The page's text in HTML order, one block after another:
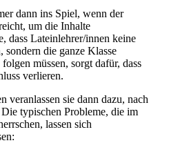
dann ins Spiel, wenn der
um die Inhalte
dass Lateinlehrer/innen keine
sondern die ganze Klasse
müssen, sorgt dafür, dass
verlieren.
veranlassen sie dann dazu, nach
typischen Probleme, die im
lassen sich